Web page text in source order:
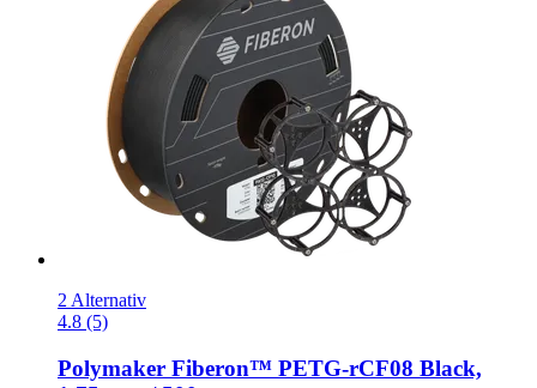
2 Alternativ
4.8 (5)
Polymaker Fiberon™ PETG-​rCF08 Black,